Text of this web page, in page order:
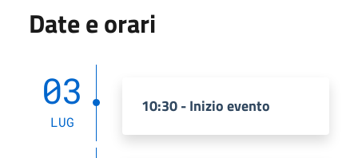
Date e orari
03
LUG
10:30 - Inizio evento